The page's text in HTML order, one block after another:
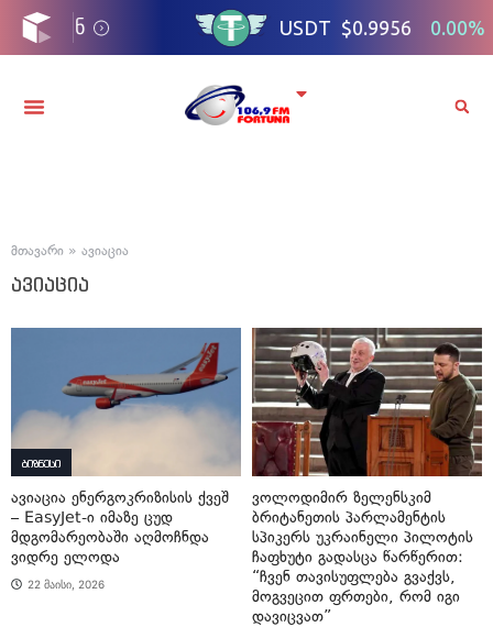
მთავარი » ავიაცია
ავიაცია
ბიზნესი
ავიაცია ენერგოკრიზისის ქვეშ
– EasyJet-ი იმაზე ცუდ
მდგომარეობაში აღმოჩნდა
ვიდრე ელოდა
22 მაისი, 2026
ვოლოდიმირ ზელენსკიმ
ბრიტანეთის პარლამენტის
სპიკერს უკრაინელი პილოტის
ჩაფხუტი გადასცა წარწერით:
“ჩვენ თავისუფლება გვაქვს,
მოგვეცით ფრთები, რომ იგი
დავიცვათ”